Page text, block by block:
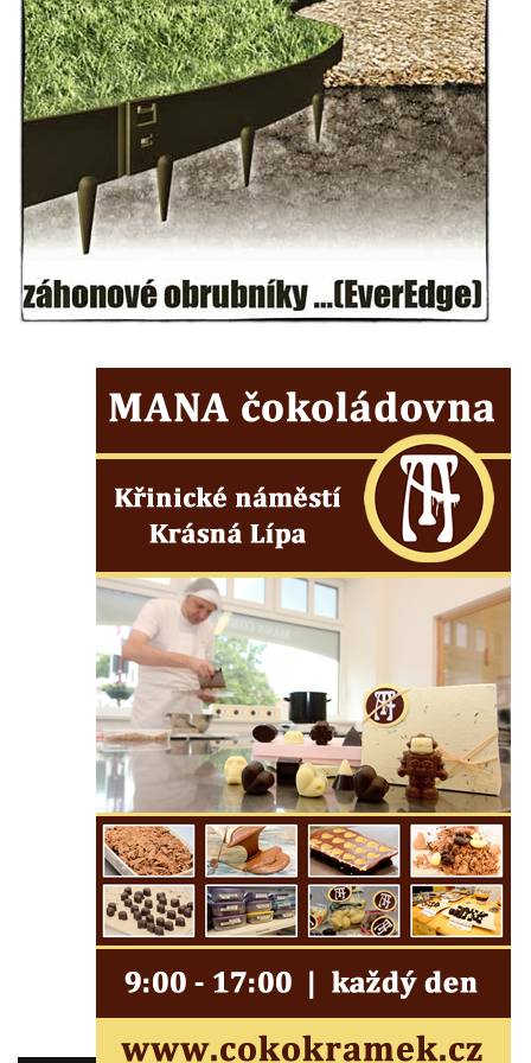
Hrob vojáků Rudé armády na hřbitově v
Račicích
Hrob Jiřího Dovhomilji na hřbitově v
Hrob Antonína Medáčka na hřbitově v
Račicích
Hrob Josefa Moravce a Miroslava Moravce
Pomník obětem válek na hřbitově v Dobříni
Pamětní deska Giuseppe Capella na
Kenotaf Antonína Krause na hřbitově v
Pomník vojákům Rudé armády na hřbitově
v Kozlech
Pamětní deska pochodu smrti v Saupsdorfu
Pomník obětem 2. světové války v parku
Walthera von der Vogelweide v Duchcově
Památník obětem holokaustu v Lipové ulici
v Duchcově
Pomník obětem válek v Jeníkově
Pamětní deska obětem 1. světové války na
kapli Panny Marie v Lahošti
Pomník obětem 2. světové války v parku v
Pomník obětem bombardování 8. 5. 1945 v